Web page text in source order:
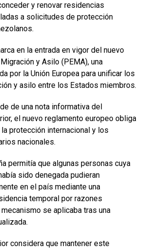
y renovar residencias
a solicitudes de protección
en la entrada en vigor del nuevo
y Asilo (PEMA), una
por la Unión Europea para unificar los
y asilo entre los Estados miembros.
de una nota informativa del
el nuevo reglamento europeo obliga
protección internacional y los
nacionales.
permitía que algunas personas cuya
sido denegada pudieran
en el país mediante una
temporal por razones
se aplicaba tras una
considera que mantener este